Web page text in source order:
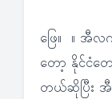
ဖြေ။ ။ အီလ
တော့ နိုင်ငံတ
တယ်ဆိုပြီး အီ